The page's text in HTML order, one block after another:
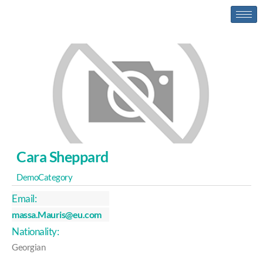
Cara Sheppard
DemoCategory
Email:
massa.Mauris@eu.com
Nationality:
Georgian